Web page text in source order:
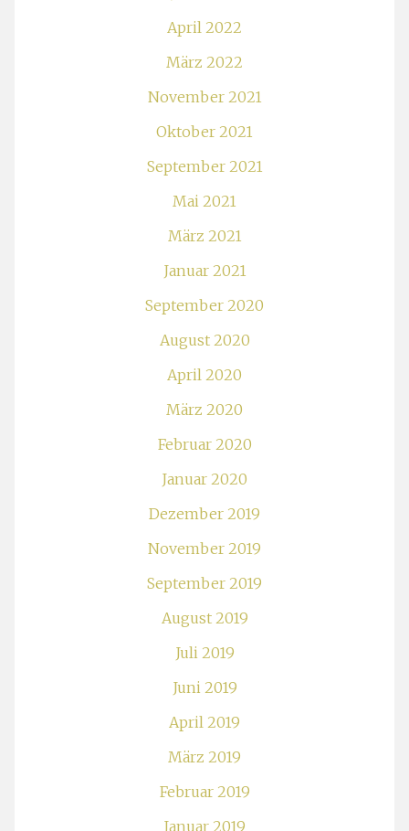
April 2022
März 2022
November 2021
Oktober 2021
September 2021
Mai 2021
März 2021
Januar 2021
September 2020
August 2020
April 2020
März 2020
Februar 2020
Januar 2020
Dezember 2019
November 2019
September 2019
August 2019
Juli 2019
Juni 2019
April 2019
März 2019
Februar 2019
Januar 2019